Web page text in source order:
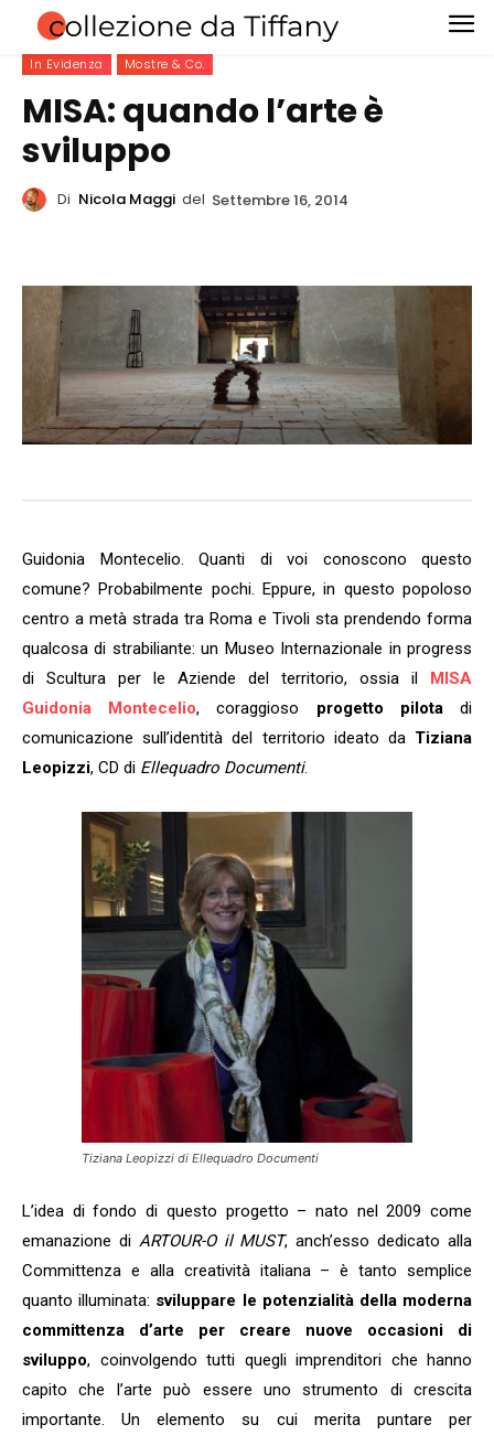
In Evidenza Mostre & Co.
MISA: quando l’arte è
sviluppo
Di Nicola Maggi del Settembre 16, 2014
Guidonia Montecelio. Quanti di voi conoscono questo
comune? Probabilmente pochi. Eppure, in questo popoloso
centro a metà strada tra Roma e Tivoli sta prendendo forma
qualcosa di strabiliante: un Museo Internazionale in progress
di Scultura per le Aziende del territorio, ossia il
MISA
Guidonia Montecelio, coraggioso progetto pilotadi
comunicazione sull’identità del territorio ideato da Tiziana
Leopizzi, CD di Ellequadro Documenti.
Tiziana Leopizzi di Ellequadro Documenti
L’idea di fondo di questo progetto – nato nel 2009 come
emanazione di ARTOUR-O il MUST, anch’esso dedicato alla
Committenza e alla creatività italiana – è tanto semplice
quanto illuminata: sviluppare le potenzialità della moderna
committenza d’arte per creare nuove occasioni di
sviluppo, coinvolgendo tutti quegli imprenditori che hanno
capito che l’arte può essere uno strumento di crescita
importante. Un elemento su cui merita puntare per